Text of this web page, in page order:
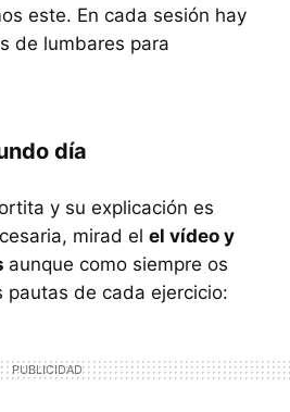
este. En cada sesión hay
de lumbares para
día
y su explicación es
mirad el el vídeo y
aunque como siempre os
pautas de cada ejercicio: